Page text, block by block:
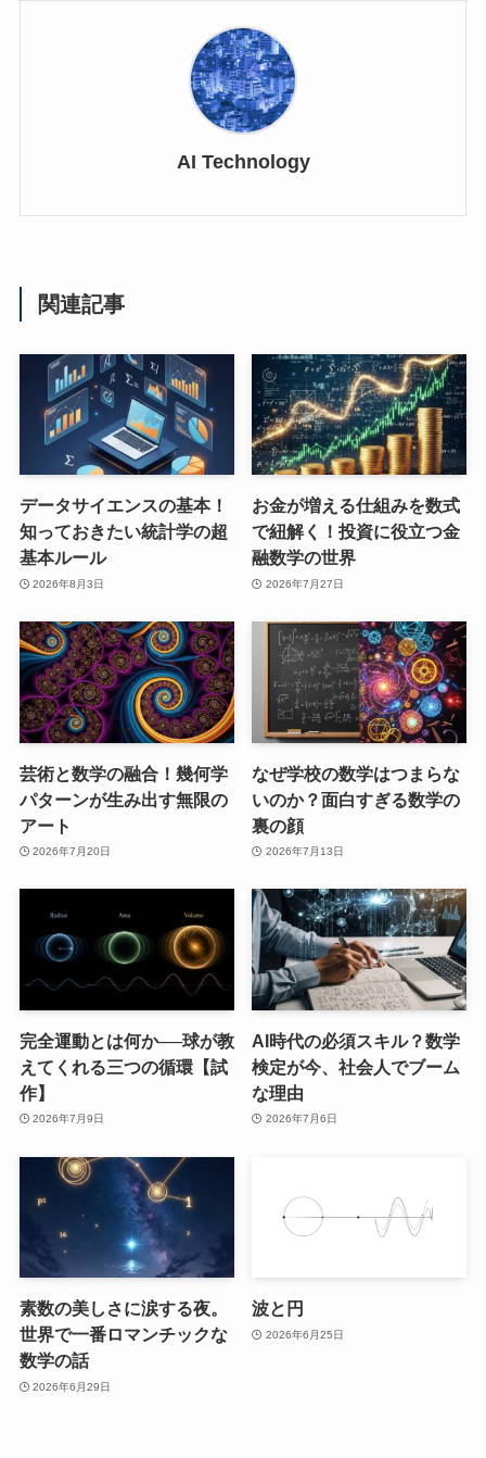
AI Technology
関連記事
データサイエンスの基本！
知っておきたい統計学の超
基本ルール
2026年8月3日
お金が増える仕組みを数式
で紐解く！投資に役立つ金
融数学の世界
2026年7月27日
芸術と数学の融合！幾何学
パターンが生み出す無限の
アート
2026年7月20日
なぜ学校の数学はつまらな
いのか？面白すぎる数学の
裏の顔
2026年7月13日
完全運動とは何か──球が教
えてくれる三つの循環【試
作】
2026年7月9日
AI時代の必須スキル？数学
検定が今、社会人でブーム
な理由
2026年7月6日
素数の美しさに涙する夜。
世界で一番ロマンチックな
数学の話
2026年6月29日
波と円
2026年6月25日